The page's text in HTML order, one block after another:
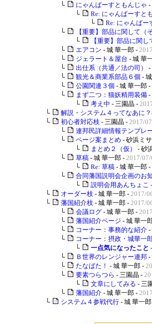
└
にゃんぱーすともんじゃ -
└
Re: にゃんぱーすと
└
Re: にゃんぱー
└
【重要】部品に関して（
└
【重要】部品に関し
└
エアコン - 城 華一郎 -
└
ジェラート＆屋台 - 城 華
└
出仕系（共通／法の司） -
└
観光＆商業系部品６個 -
└
公園関連３個 - 城 華一郎 -
└
まず二つ：猫妖精用装備 -
└
考え中 - 三園晶 -
└
解説・システム４ってなあに
└
初心者対応枝 - 三園晶 - 2017/
└
連邦民詳細情報テンプレ
└
ページ案まとめ - 砂浜ミ
└
まとめ２（仮） - 砂
└
草稿 - 城 華一郎 - 2017/
└
Re: 草稿 - 城 華一郎 -
└
合同藩国説明会企画のお
└
説明会用あんちょこ
└
オーダー枝 - 城 華一郎 - 2017/
└
藩国紹介枝 - 城 華一郎 - 2017/
└
会議ログ - 城 華一郎 -
└
藩国紹介ページ - 城 華一
└
コーナー：事務的な紹介 -
└
コーナー：摂政・城華一
└
一点気になったこと
└
Ｂ世界のレンジャー連邦 -
└
たなばた！ - 城 華一郎 -
└
要素つらつら - 三園晶 -
└
文章にしてみる - 三
└
藩国紹介 - 城 華一郎 -
└
システム４参戦代行 - 城 華一